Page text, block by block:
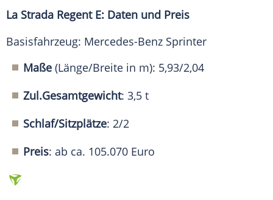
La Strada Regent E: Daten und Preis
Basisfahrzeug: Mercedes-Benz Sprinter
Maße (Länge/Breite in m): 5,93/2,04
Zul.Gesamtgewicht: 3,5 t
Schlaf/Sitzplätze: 2/2
Preis: ab ca. 105.070 Euro